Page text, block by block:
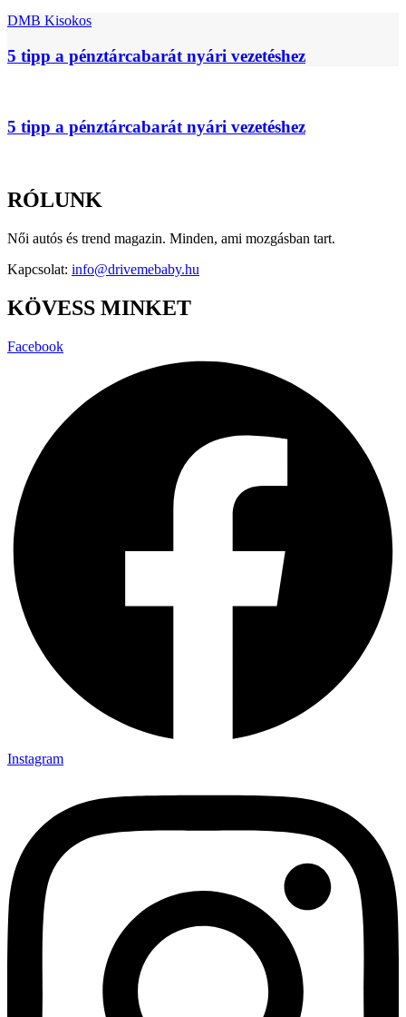
DMB Kisokos
5 tipp a pénztárcabarát nyári vezetéshez
5 tipp a pénztárcabarát nyári vezetéshez
RÓLUNK
Női autós és trend magazin. Minden, ami mozgásban tart.
Kapcsolat: info@drivemebaby.hu
KÖVESS MINKET
Facebook
Instagram